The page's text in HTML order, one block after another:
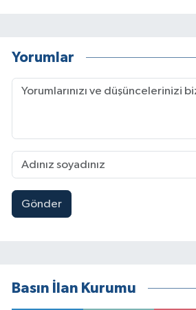
Yorumlar
Gönder
Basın İlan Kurumu